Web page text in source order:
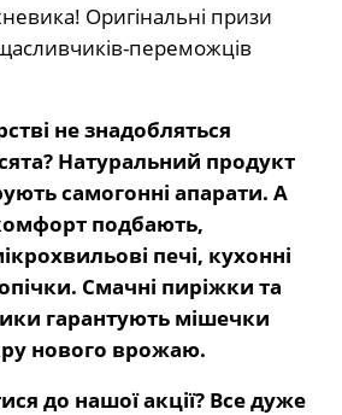
Оригінальні призи
переможців
не знадобляться
Натуральний продукт
самогонні апарати. А
подбають,
печі, кухонні
Смачні пиріжки та
гарантують мішечки
нового врожаю.
до нашої акції? Все дуже